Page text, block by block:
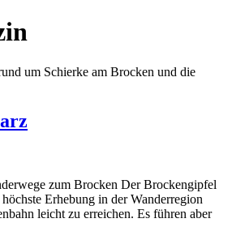
um Schierke am Brocken und die
zum Brocken Der Brockengipfel
Erhebung in der Wanderregion
leicht zu erreichen. Es führen aber